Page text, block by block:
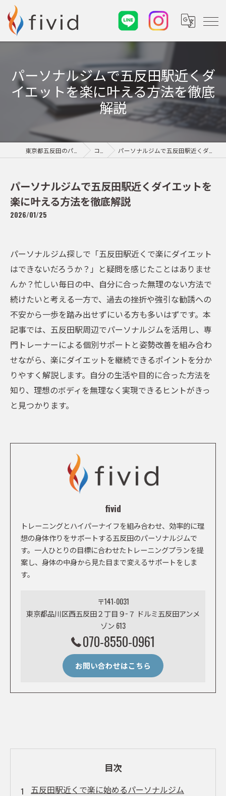
パーソナルジムで五反田駅近くダ
イエットを楽に叶える方法を徹底
解説
コラム パーソナルジムで五反田駅近くダイエットを楽に叶える方法を徹底解説
パーソナルジムで五反田駅近くダイエットを
楽に叶える方法を徹底解説
2026/01/25
パーソナルジム探しで「五反田駅近くで楽にダイエット
はできないだろうか？」と疑問を感じたことはありませ
んか？忙しい毎日の中、自分に合った無理のない方法で
続けたいと考える一方で、過去の挫折や強引な勧誘への
不安から一歩を踏み出せずにいる方も多いはずです。本
記事では、五反田駅周辺でパーソナルジムを活用し、専
門トレーナーによる個別サポートと姿勢改善を組み合わ
せながら、楽にダイエットを継続できるポイントを分か
りやすく解説します。自分の生活や目的に合った方法を
知り、理想のボディを無理なく実現できるヒントがきっ
と見つかります。
fivid
トレーニングとハイパーナイフを組み合わせ、効率的に理
想の身体作りをサポートする五反田のパーソナルジムで
す。一人ひとりの目標に合わせたトレーニングプランを提
案し、身体の中身から見た目まで変えるサポートをしま
す。
〒141-0031
東京都品川区西五反田２丁目９−７ ドルミ五反田アンメ
ゾン 613
070-8550-0961
お問い合わせはこちら
目次
五反田駅近くで楽に始めるパーソナルジム